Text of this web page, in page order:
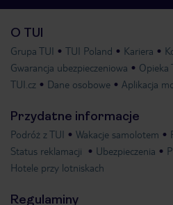
O TUI
Grupa TUI TUI Poland Kariera
Gwarancja ubezpieczeniowa
Opieka
TUI.cz
Dane osobowe Aplikacja
Przydatne informacje
Podróż z TUI Wakacje samolotem
Status reklamacji
Ubezpieczenia
Hotele przy lotniskach
Regulaminy